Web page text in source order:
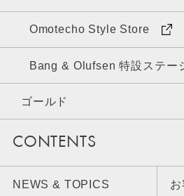
Omotecho Style Store
Bang & Olufsen 特設ステー
ゴールド
CONTENTS
NEWS & TOPICS